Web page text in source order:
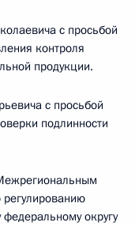
с просьбой
контроля
продукции.
с просьбой
подлинности
округу